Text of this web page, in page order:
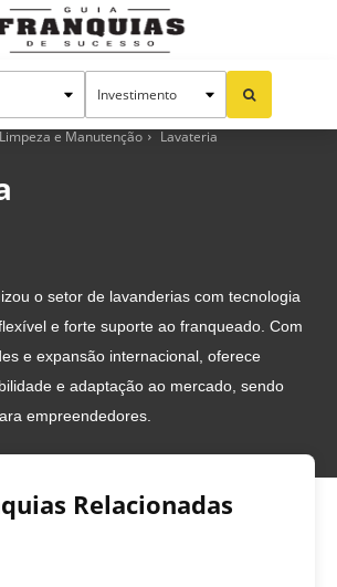
Limpeza e Manutenção Lavateria
o setor de lavanderias com tecnologia
e forte suporte ao franqueado. Com
e expansão internacional, oferece
e adaptação ao mercado, sendo
empreendedores.
Relacionadas